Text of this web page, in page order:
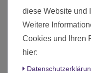
diese Website und
Weitere
Cookies und Ihren
hier: